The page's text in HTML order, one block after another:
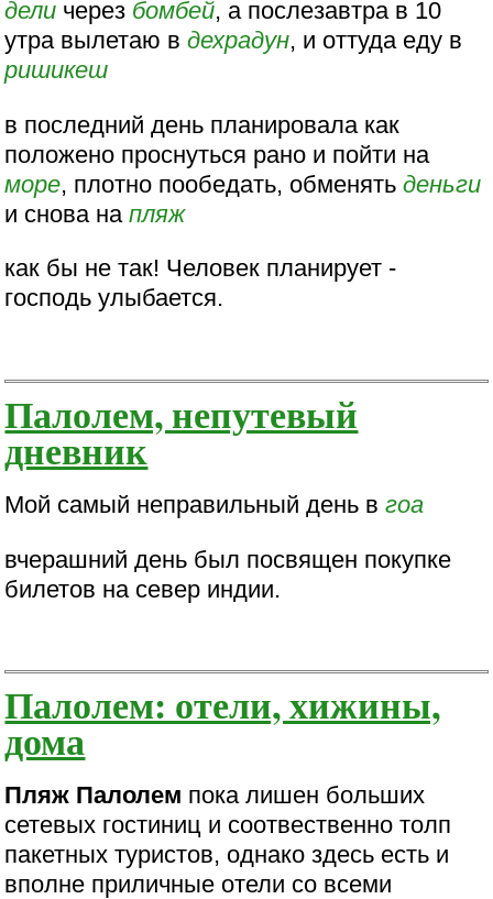
дели через бомбей, а послезавтра в 10
утра вылетаю вдехрадун, и оттуда еду в
ришикеш
в последний день планировала как
положено проснуться рано и пойти на
море, плотно пообедать, обменятьденьги
и снова напляж
как бы не так! Человек планирует -
господь улыбается.
Палолем, непутевый
дневник
Мой самый неправильный день вгоа
вчерашний день был посвящен покупке
билетов на север индии.
Палолем: отели, хижины,
дома
Пляж Палолем пока лишен больших
сетевых гостиниц и соотвественно толп
пакетных туристов, однако здесь есть и
вполне приличные отели со всеми